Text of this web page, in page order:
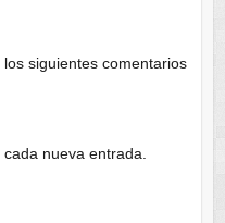
siguientes comentarios
nueva entrada.